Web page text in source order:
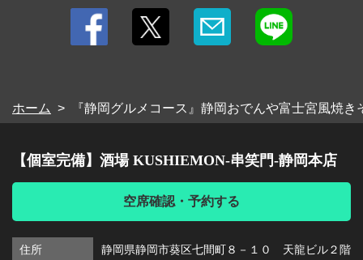
・【ソフトドリンク】
・ウーロン茶/緑茶/ジャスミン茶/コーラ/ジンジャーエール/オレンジジ
ュース/グレープフルーツジュース/カルピス/カルピスソーダ/メロンソー
ホーム 『静岡グルメコース』静岡おでんや富士宮風焼
【個室完備】酒場 KUSHIEMON-串笑門-静岡本店
空席確認・予約する
住所 静岡県静岡市葵区七間町８－１０ 天龍ビル２階